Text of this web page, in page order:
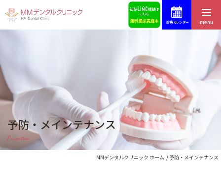
診療カレンダー menu
予防・メインテナンス
Prevention
MMデンタルクリニック ホーム 予防・メインテナンス
はじめての方へ
医院紹介・アクセス
スタッフ紹介
症例集
スタッフ募集
予約・お問合せ
ブログ
歯科コラム